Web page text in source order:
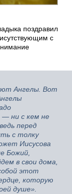
поздравил
с
Ангелы. Вот
— ни с кем не
перед
с толку
Иисусова
Божий,
в свои дома,
этот
которую
душе».